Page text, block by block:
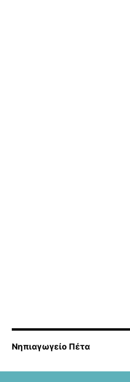
Νηπιαγωγείο Πέτα